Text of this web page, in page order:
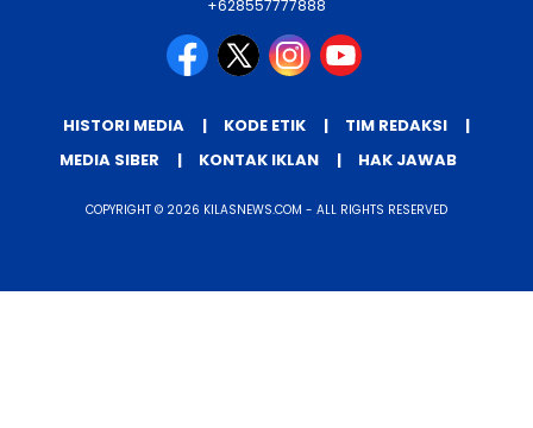
+628557777888
HISTORI MEDIA KODE ETIK
TIM REDAKSI
MEDIA SIBER
KONTAK IKLAN HAK JAWAB
COPYRIGHT © 2026 KILASNEWS.COM - ALL RIGHTS RESERVED